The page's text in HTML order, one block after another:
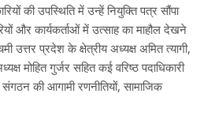
की उपस्थिति में उन्हें नियुक्ति पत्र सौंपा
और कार्यकर्ताओं में उत्साह का माहौल देखने
उत्तर प्रदेश के क्षेत्रीय अध्यक्ष अमित त्यागी,
मोहित गुर्जर सहित कई वरिष्ठ पदाधिकारी
की आगामी रणनीतियों, सामाजिक